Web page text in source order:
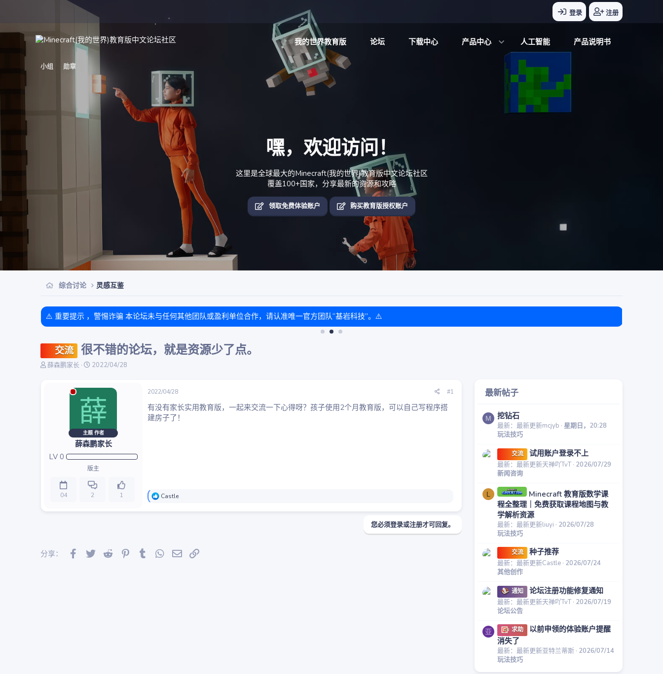
登录 注册
我的世界教育版 论坛 下载中心 产品中心 人工智能 产品说明书
小组 勋章
嘿，欢迎访问！
这里是全球最大的Minecraft(我的世界)教育版中文论坛社区
覆盖100+国家，分享最新的资源和攻略
领取免费体验账户 购买教育版授权账户
综合讨论 灵感互鉴
⚠️ 重要提示 ，警惕诈骗 本论坛未与任何其他团队或盈利单位合作，请认准唯一官方团队“基岩科技”。⚠️
交流 很不错的论坛，就是资源少了点。
主
薛森鹏家长
开
2022/04/28
薛
主题 作者
薛森鹏家长
LV 0
版主
04 2 1
2022/04/28 #1
有没有家长实用教育版，一起来交流一下心得呀？孩子使用2个月教育版，可以自己写程序搭
建房子了！
反
：
Castle
您必须登录或注册才可回复。
分享： Facebook
Twitter Reddit Pinterest
Tumblr WhatsApp
邮件
最新帖子
M 挖钻石
最新：最新更新mcjyb 星期日，20:28
玩法技巧
交流 试用账户登录不上
最新：最新更新天禅吖TvT 2026/07/29
新闻咨询
L
Minecraft 教育版数学课
程全整理｜免费获取课程地图与教
学解析资源
最新：最新更新liuyi
2026/07/28
玩法技巧
交流 种子推荐
最新：最新更新Castle 2026/07/24
其他创作
通知 论坛注册功能修复通知
最新：最新更新天禅吖TvT 2026/07/19
论坛公告
亚 求助
以前申领的体验账户提醒
消失了
最新：最新更新亚特兰蒂斯 2026/07/14
玩法技巧